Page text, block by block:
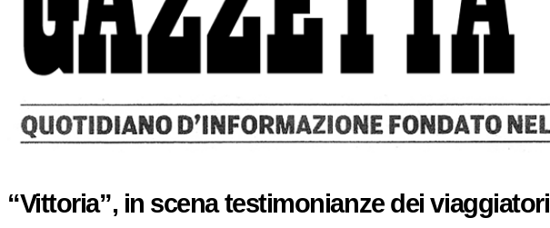
“Vittoria”, in scena testimonianze dei viaggiatori